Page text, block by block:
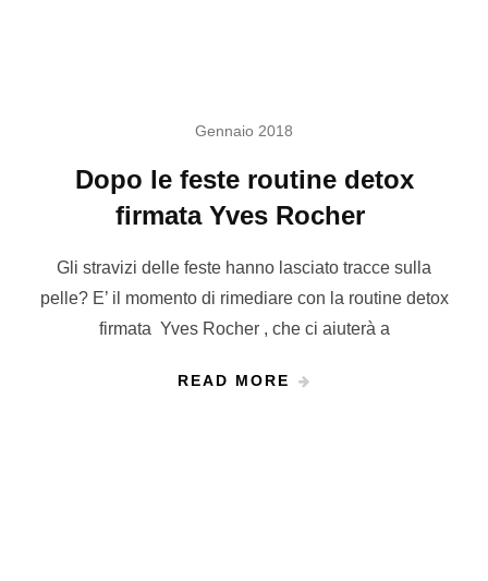
Gennaio 2018
Dopo le feste routine detox
firmata Yves Rocher
Gli stravizi delle feste hanno lasciato tracce sulla
pelle? E’ il momento di rimediare con la routine detox
firmata Yves Rocher , che ci aiuterà a
READ MORE